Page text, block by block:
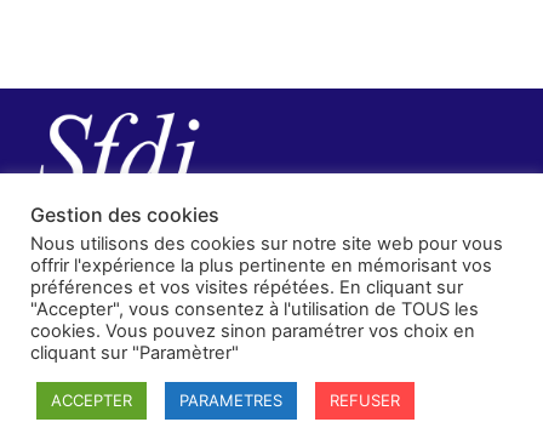
SFDI
Société francaise pour le Droit International
Gestion des cookies
Nous utilisons des cookies sur notre site web pour vous
offrir l'expérience la plus pertinente en mémorisant vos
préférences et vos visites répétées. En cliquant sur
"Accepter", vous consentez à l'utilisation de TOUS les
cookies. Vous pouvez sinon paramétrer vos choix en
cliquant sur "Paramètrer"
ACCEPTER PARAMETRES REFUSER